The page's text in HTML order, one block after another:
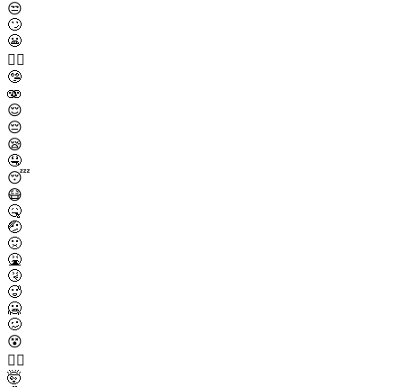
😒
🙄
😬
😮‍💨
🤥
🫨
😌
😔
😪
🤤
😴
😷
🤒
🤕
🤢
🤮
🤧
🥵
🥶
🥴
😵
😵‍💫
🤯